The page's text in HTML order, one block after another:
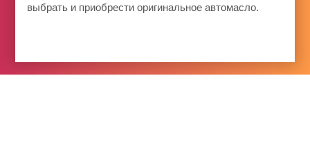
выбрать и приобрести оригинальное автомасло.